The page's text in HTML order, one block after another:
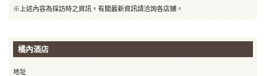
※上述內容為採訪時之資訊。有關最新資訊請洽詢各店鋪。
橘內酒店
地址